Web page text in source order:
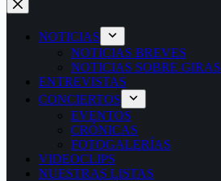
Sin
resultados
NOTICIAS
NOTICIAS BREVES
NOTICIAS SOBRE GIRAS
ENTREVISTAS
CONCIERTOS
EVENTOS
CRÓNICAS
FOTOGALERÍAS
VIDEOCLIPS
NUESTRAS LISTAS